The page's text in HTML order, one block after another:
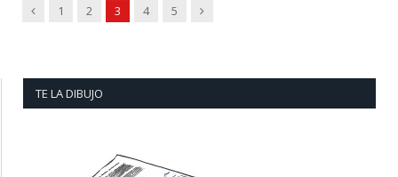
Previous
1 2 3 4 5 Next
TE LA DIBUJO